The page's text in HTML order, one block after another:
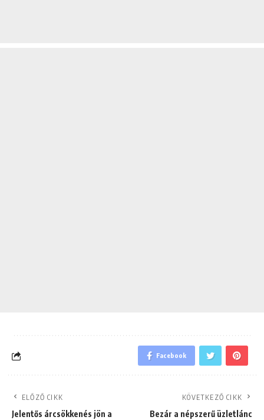
Facebook
ELŐZŐ CIKK
Jelentős árcsökkenés jön a
KÖVETKEZŐ CIKK
Bezár a népszerű üzletlánc